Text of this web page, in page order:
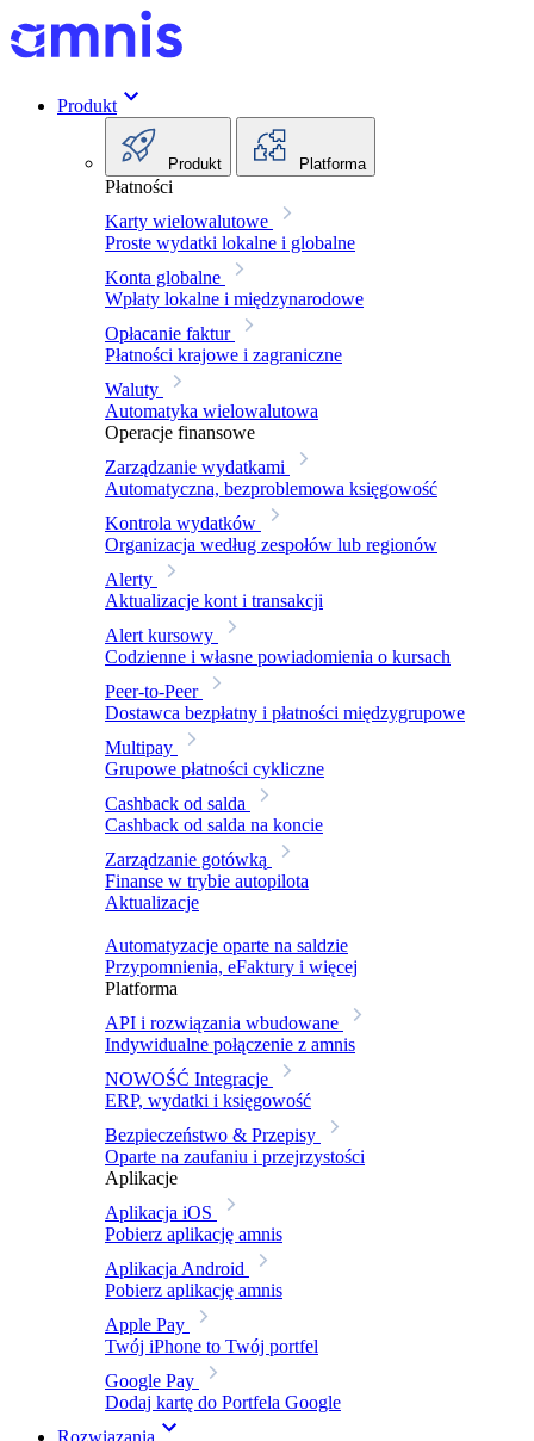
Produkt
Produkt Platforma
Płatności
Karty wielowalutowe
Proste wydatki lokalne i globalne
Konta globalne
Wpłaty lokalne i międzynarodowe
Opłacanie faktur
Płatności krajowe i zagraniczne
Waluty
Automatyka wielowalutowa
Operacje finansowe
Zarządzanie wydatkami
Automatyczna, bezproblemowa księgowość
Kontrola wydatków
Organizacja według zespołów lub regionów
Alerty
Aktualizacje kont i transakcji
Alert kursowy
Codzienne i własne powiadomienia o kursach
Peer-to-Peer
Dostawca bezpłatny i płatności międzygrupowe
Multipay
Grupowe płatności cykliczne
Cashback od salda
Cashback od salda na koncie
Zarządzanie gotówką
Finanse w trybie autopilota
Aktualizacje
Automatyzacje oparte na saldzie
Przypomnienia, eFaktury i więcej
Platforma
API i rozwiązania wbudowane
Indywidualne połączenie z amnis
NOWOŚĆ Integracje
ERP, wydatki i księgowość
Bezpieczeństwo & Przepisy
Oparte na zaufaniu i przejrzystości
Aplikacje
Aplikacja iOS
Pobierz aplikację amnis
Aplikacja Android
Pobierz aplikację amnis
Apple Pay
Twój iPhone to Twój portfel
Google Pay
Dodaj kartę do Portfela Google
Rozwiązania